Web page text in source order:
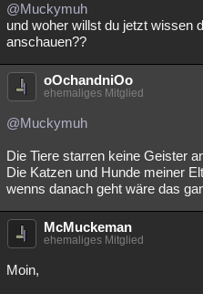
@Muckymuh
und woher willst du jetzt wissen
anschauen??
oOchandniOo
ehemaliges Mitglied
@Muckymuh
Die Tiere starren keine Geister
Die Katzen und Hunde meiner
wenns danach geht wäre das
McMuckeman
ehemaliges Mitglied
Moin,